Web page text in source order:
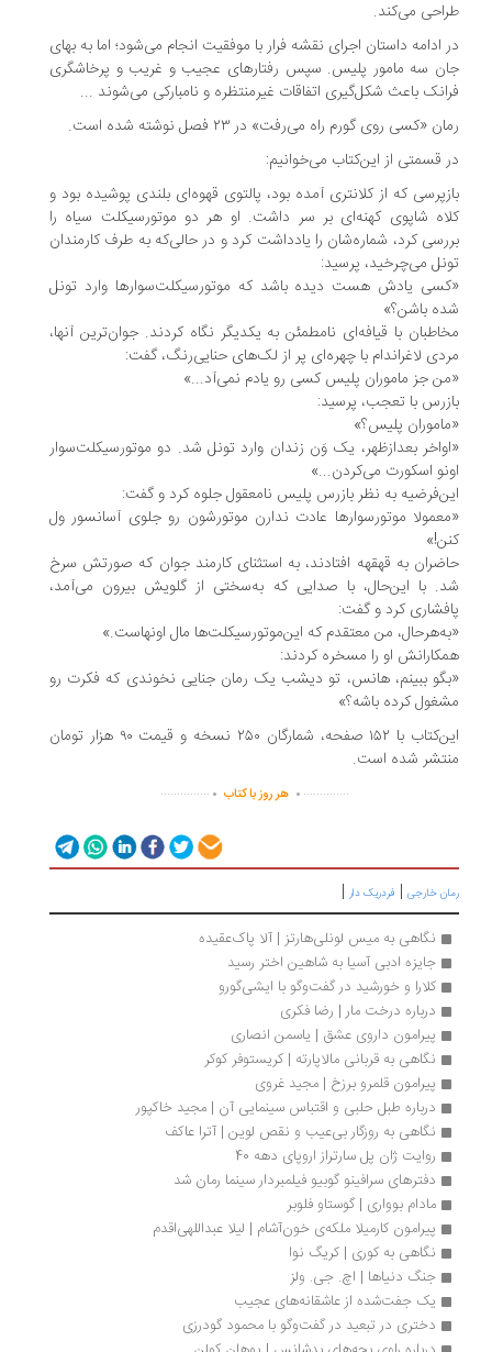
می‌کند.
ادامه داستان اجرای نقشه فرار با موفقیت انجام می‌شود؛ اما به بهای
سه مامور پلیس. سپس رفتارهای عجیب و غریب و پرخاشگری
باعث شکل‌گیری اتفاقات غیرمنتظره و نامبارکی می‌شوند ...
«کسی روی گورم راه می‌رفت» در ۲۳ فصل نوشته شده است.
قسمتی از این‌کتاب می‌خوانیم:
که از کلانتری آمده بود، پالتوی قهوه‌ای بلندی پوشیده بود و
شاپوی کهنه‌ای بر سر داشت. او هر دو موتورسیکلت سیاه را
کرد، شماره‌شان را یادداشت کرد و در حالی‌که به طرف کارمندان
می‌چرخید، پرسید:
یادش هست دیده باشد که موتورسیکلت‌سوارها وارد تونل
باشن؟»
با قیافه‌ای نامطمئن به یکدیگر نگاه کردند. جوان‌ترین آنها،
لاغراندام با چهره‌ای پر از لک‌های حنایی‌رنگ، گفت:
جز ماموران پلیس کسی رو یادم نمی‌آد...»
با تعجب، پرسید:
پلیس؟»
بعدازظهر، یک‌ وَن زندان وارد تونل شد. دو موتورسیکلت‌سوار
اسکورت می‌کردن...»
به نظر بازرس پلیس نامعقول جلوه کرد و گفت:
موتورسوارها عادت ندارن موتورشون رو جلوی آسانسور ول
به قهقهه افتادند، به استثنای کارمند جوان که صورتش سرخ
با این‌حال، با صدایی که به‌سختی از گلویش بیرون می‌آمد،
کرد و گفت:
من معتقدم که این‌موتورسیکلت‌ها مال اونهاست.»
او را مسخره کردند:
ببینم، هانس، تو دیشب یک رمان جنایی نخوندی که فکرت رو
کرده باشه؟»
این‌کتاب با ۱۵۲ صفحه، شمارگان ۲۵۰ نسخه و قیمت ۹۰ هزار تومان
شده است.
................ هر روز با کتاب ...............
خارجی|فردریک دار|
نگاهی به میس لونلی‌هارتز | آلا پاک‌عقیده
جایزه ادبی آسیا به شاهین اختر رسید
کلارا و خورشید در گفت‌وگو با ایشی‌گورو
درباره درخت مار | رضا فکری
پیرامون داروی عشق | یاسمن انصاری
نگاهی به قربانی مالاپارته | کریستوفر کوکر
پیرامون قلمرو برزخ | مجید غروی
درباره طبل حلبی و اقتباس سینمایی آن | مجید خاکپور
نگاهی به روزگار بی‌عیب و نقص لوین | آترا عاکف
روایت ژان پل سارتراز اروپای دهه 40
دفترهای سرافینو گوبیو فیلمبردار سینما رمان شد
مادام بوواری | گوستاو فلوبر
پیرامون کارمیلا ملکه‌ی خون‌آشام | لیلا عبداللهی‌اقدم
نگاهی به کوری | کریگ نوا
جنگ دنیاها | اچ. جی. ولز
یک جفت‌شده از عاشقانه‌های عجیب
دختری در تبعید در گفت‌وگو با محمود گودرزی